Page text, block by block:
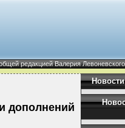
редакцией Валерия Левоневского
дополнений